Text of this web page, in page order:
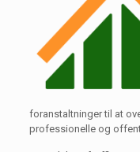
foranstaltninger til at
professionelle og